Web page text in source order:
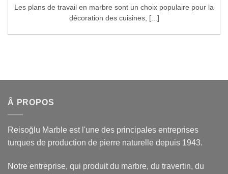
Les plans de travail en marbre sont un choix populaire pour la
décoration des cuisines, [...]
Â PROPOS
Reisoğlu Marble est l'une des principales entreprises
turques de production de pierre naturelle depuis 1943.
Notre entreprise, qui produit du marbre, du travertin, du